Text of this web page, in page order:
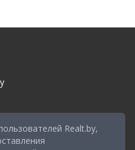
Realt.by,